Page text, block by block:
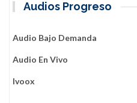
Audios Progreso
Audio Bajo Demanda
Audio En Vivo
Ivoox